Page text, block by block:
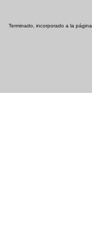
Terminado, incorporado a la